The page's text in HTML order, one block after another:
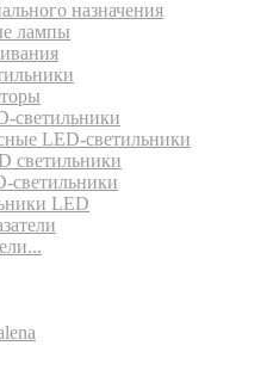
назначения
лампы
светильники
LED-светильники
светильники
светильники
LED